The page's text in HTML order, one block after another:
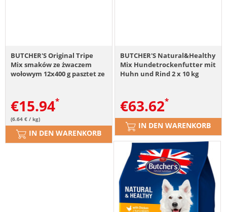
BUTCHER'S Original Tripe
Mix smaków ze żwaczem
wołowym 12x400 g pasztet ze
€15.94
(6.64 € / kg)
IN DEN WARENKORB
BUTCHER'S Natural&Healthy
Mix Hundetrockenfutter mit
Huhn und Rind 2 x 10 kg
€63.62
IN DEN WARENKORB